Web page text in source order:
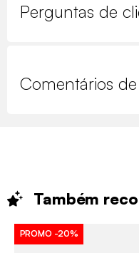
Perguntas de
Comentários
Também
PROMO -20%